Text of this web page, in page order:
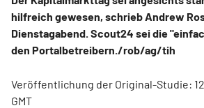
hilfreich gewesen, schrieb Andrew
Dienstagabend. Scout24 sei die
den Portalbetreibern./rob/ag/tih
Veröffentlichung der Original-Studie:
GMT